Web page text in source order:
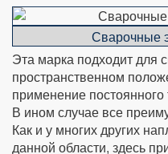
Сварочные
Эта марка подходит для
пространственном
применение
В ином случае все
Как и у многих других
данной области, здесь